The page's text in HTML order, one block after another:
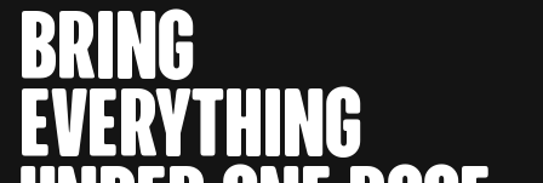
bring
everything